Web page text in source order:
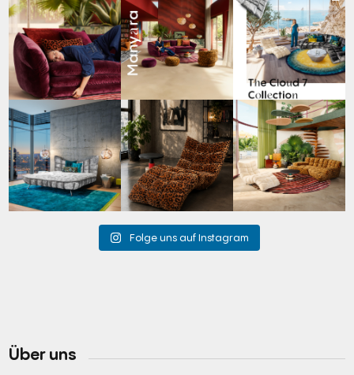
Den Kopf anlehnen. Die
Gedanken auf Reisen...
60 0
Manyara. Inspiriert von
der Weite Afrikas....
57 2
Für jeden Lieblingsplatz
die passende Cloud.
☁️...
61 1
Cloud 7 – nicht nur zum
Sitzen, sondern auch
zum...
147 3
A bold statement. A
quiet retreat.
Mit unserem...
202 4
Take a walk on the wild
side. 🐆
Anlässlich...
105 1
Folge uns auf Instagram
Über uns